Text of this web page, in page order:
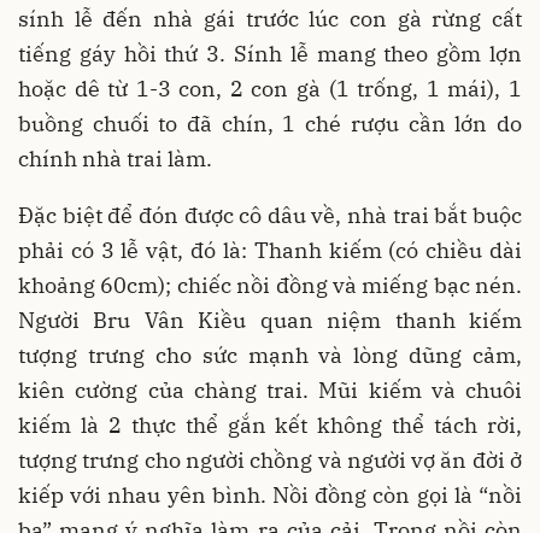
sính lễ đến nhà gái trước lúc con gà rừng cất
tiếng gáy hồi thứ 3. Sính lễ mang theo gồm lợn
hoặc dê từ 1-3 con, 2 con gà (1 trống, 1 mái), 1
buồng chuối to đã chín, 1 ché rượu cần lớn do
chính nhà trai làm.
Đặc biệt để đón được cô dâu về, nhà trai bắt buộc
phải có 3 lễ vật, đó là: Thanh kiếm (có chiều dài
khoảng 60cm); chiếc nồi đồng và miếng bạc nén.
Người Bru Vân Kiều quan niệm thanh kiếm
tượng trưng cho sức mạnh và lòng dũng cảm,
kiên cường của chàng trai. Mũi kiếm và chuôi
kiếm là 2 thực thể gắn kết không thể tách rời,
tượng trưng cho người chồng và người vợ ăn đời ở
kiếp với nhau yên bình. Nồi đồng còn gọi là “nồi